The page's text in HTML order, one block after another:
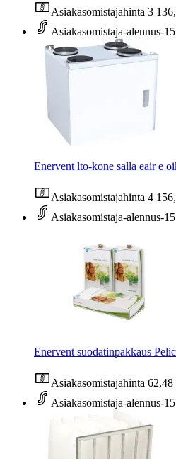
Asiakasomistajahinta 3
Asiakasomistaja-alennus-
Enervent lto-kone salla eair e
Asiakasomistajahinta 4
Asiakasomistaja-alennus-
Enervent suodatinpakkaus
Asiakasomistajahinta 62,48
Asiakasomistaja-alennus-